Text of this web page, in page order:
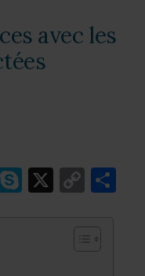
avec les
GmailSkype
X
Copy